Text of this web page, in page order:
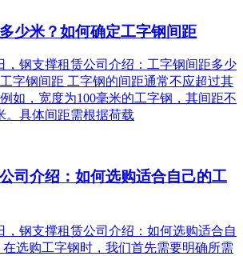
少米？如何确定工字钢间距
，钢支撑租赁公司介绍：工字钢间距多少
字钢间距 工字钢的间距通常不应超过其
如，宽度为100毫米的工字钢，其间距不
。具体间距需根据荷载
司介绍：如何选购适合自己的工
，钢支撑租赁公司介绍：如何选购适合自
在选购工字钢时，我们首先需要明确所需